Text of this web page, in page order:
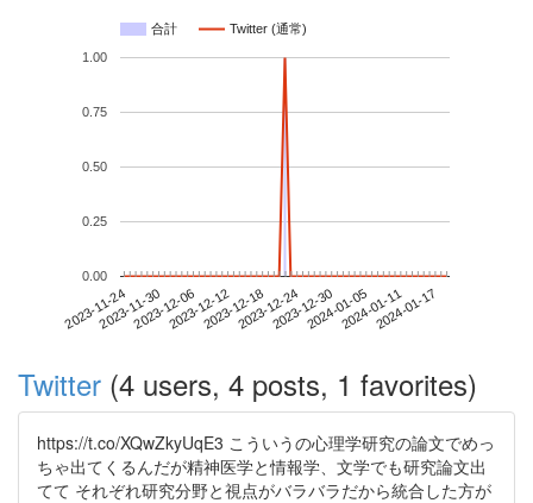
合計 Twitter (通常)
2023-11-242023-11-302023-12-062023-12-122023-12-182023-12-242023-12-302024-01-052024-01-112024-01-17
0.00
0.25
0.50
0.75
1.00
Twitter (4 users, 4 posts, 1 favorites)
https://t.co/XQwZkyUqE3 こういうの心理学研究の論文でめっ
ちゃ出てくるんだが精神医学と情報学、文学でも研究論文出
てて それぞれ研究分野と視点がバラバラだから統合した方が